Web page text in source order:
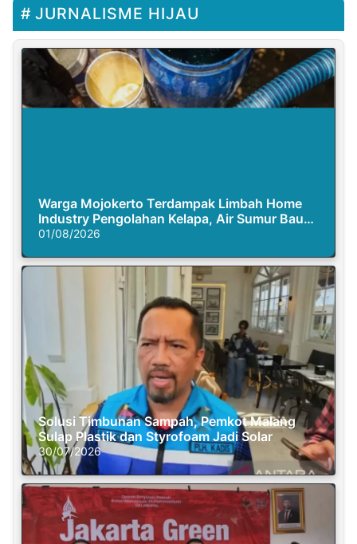
JURNALISME HIJAU
Warga Mojokerto Terdampak Limbah Home
Industry Pengolahan Kelapa, Air Sumur Bau
Busuk
01/08/2026
Solusi Timbunan Sampah, Pemkot Malang
Sulap Plastik dan Styrofoam Jadi Solar
30/07/2026